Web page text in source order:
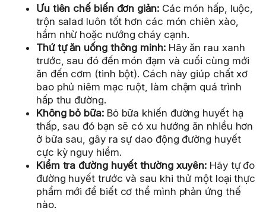
Ưu tiên chế biến đơn giản:Các món hấp, luộc,
trộn salad luôn tốt hơn các món chiên xào,
hầm nhừ hoặc nướng cháy cạnh.
Thứ tự ăn uống thông minh:Hãy ăn rau xanh
trước, sau đó đến món đạm và cuối cùng mới
ăn đến cơm (tinh bột). Cách này giúp chất xơ
bao phủ niêm mạc ruột, làm chậm quá trình
hấp thu đường.
Không bỏ bữa:Bỏ bữa khiến đường huyết hạ
thấp, sau đó bạn sẽ có xu hướng ăn nhiều hơn
ở bữa sau, gây ra sự dao động đường huyết
cực kỳ nguy hiểm.
Kiểm tra đường huyết thường xuyên: Hãy tự đo
đường huyết trước và sau khi thử một loại thực
phẩm mới để biết cơ thể mình phản ứng thế
nào.